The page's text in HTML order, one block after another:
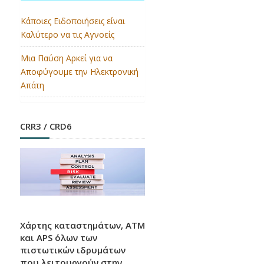
EUROPEAN MONEY QUIZ
2026
Την πρώτη θέση κέρδισαν οι Ελληνίδες
Ρυθμιστικών Εξελίξεων
H Ελληνική Ένωση Τραπεζών σας καλωσορίζει
Κάποιες Ειδοποιήσεις είναι
Καλύτερο να τις Αγνοείς
Μια Παύση Αρκεί για να
Αποφύγουμε την Ηλεκτρονική
Απάτη
CRR3 / CRD6
Χάρτης καταστημάτων, ATM
και APS όλων των
πιστωτικών ιδρυμάτων